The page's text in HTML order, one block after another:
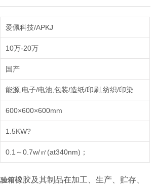
爱佩科技/APKJ
10万-20万
国产
能源,电子/电池,包装/造纸/印刷,纺织/印染
600×600×600mm
1.5KW?
0.1～0.7w/㎡(at340nm)；
箱橡胶及其制品在加工、生产、贮存、